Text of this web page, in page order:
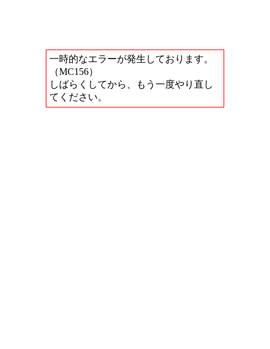
一時的なエラーが発生しております。
（MC156）
しばらくしてから、もう一度やり直し
てください。